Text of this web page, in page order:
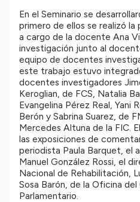
En el Seminario se
primero de ellos se realizó
a cargo de la docente Ana
investigación junto al
equipo de docentes
este trabajo estuvo
docentes investigadores
Keroglian, de FCS, Natalia
Evangelina Pérez Real, Yani
Berón y Sabrina Suarez, de
Mercedes Altuna de la FIC.
las exposiciones de
periodista Paula Barquet, el
Manuel González Rossi, el
Nacional de Rehabilitación,
Sosa Barón, de la Oficina del
Parlamentario.